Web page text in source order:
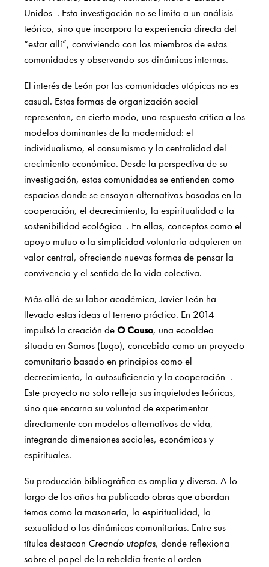
Unidos . Esta investigación no se limita a un análisis
teórico, sino que incorpora la experiencia directa del
“estar allí”, conviviendo con los miembros de estas
comunidades y observando sus dinámicas internas.
El interés de León por las comunidades utópicas no es
casual. Estas formas de organización social
representan, en cierto modo, una respuesta crítica a los
modelos dominantes de la modernidad: el
individualismo, el consumismo y la centralidad del
crecimiento económico. Desde la perspectiva de su
investigación, estas comunidades se entienden como
espacios donde se ensayan alternativas basadas en la
cooperación, el decrecimiento, la espiritualidad o la
sostenibilidad ecológica . En ellas, conceptos como el
apoyo mutuo o la simplicidad voluntaria adquieren un
valor central, ofreciendo nuevas formas de pensar la
convivencia y el sentido de la vida colectiva.
Más allá de su labor académica, Javier León ha
llevado estas ideas al terreno práctico. En 2014
impulsó la creación deO Couso, una ecoaldea
situada en Samos (Lugo), concebida como un proyecto
comunitario basado en principios como el
decrecimiento, la autosuficiencia y la cooperación .
Este proyecto no solo refleja sus inquietudes teóricas,
sino que encarna su voluntad de experimentar
directamente con modelos alternativos de vida,
integrando dimensiones sociales, económicas y
espirituales.
Su producción bibliográfica es amplia y diversa. A lo
largo de los años ha publicado obras que abordan
temas como la masonería, la espiritualidad, la
sexualidad o las dinámicas comunitarias. Entre sus
títulos destacan Creando utopías, donde reflexiona
sobre el papel de la rebeldía frente al orden